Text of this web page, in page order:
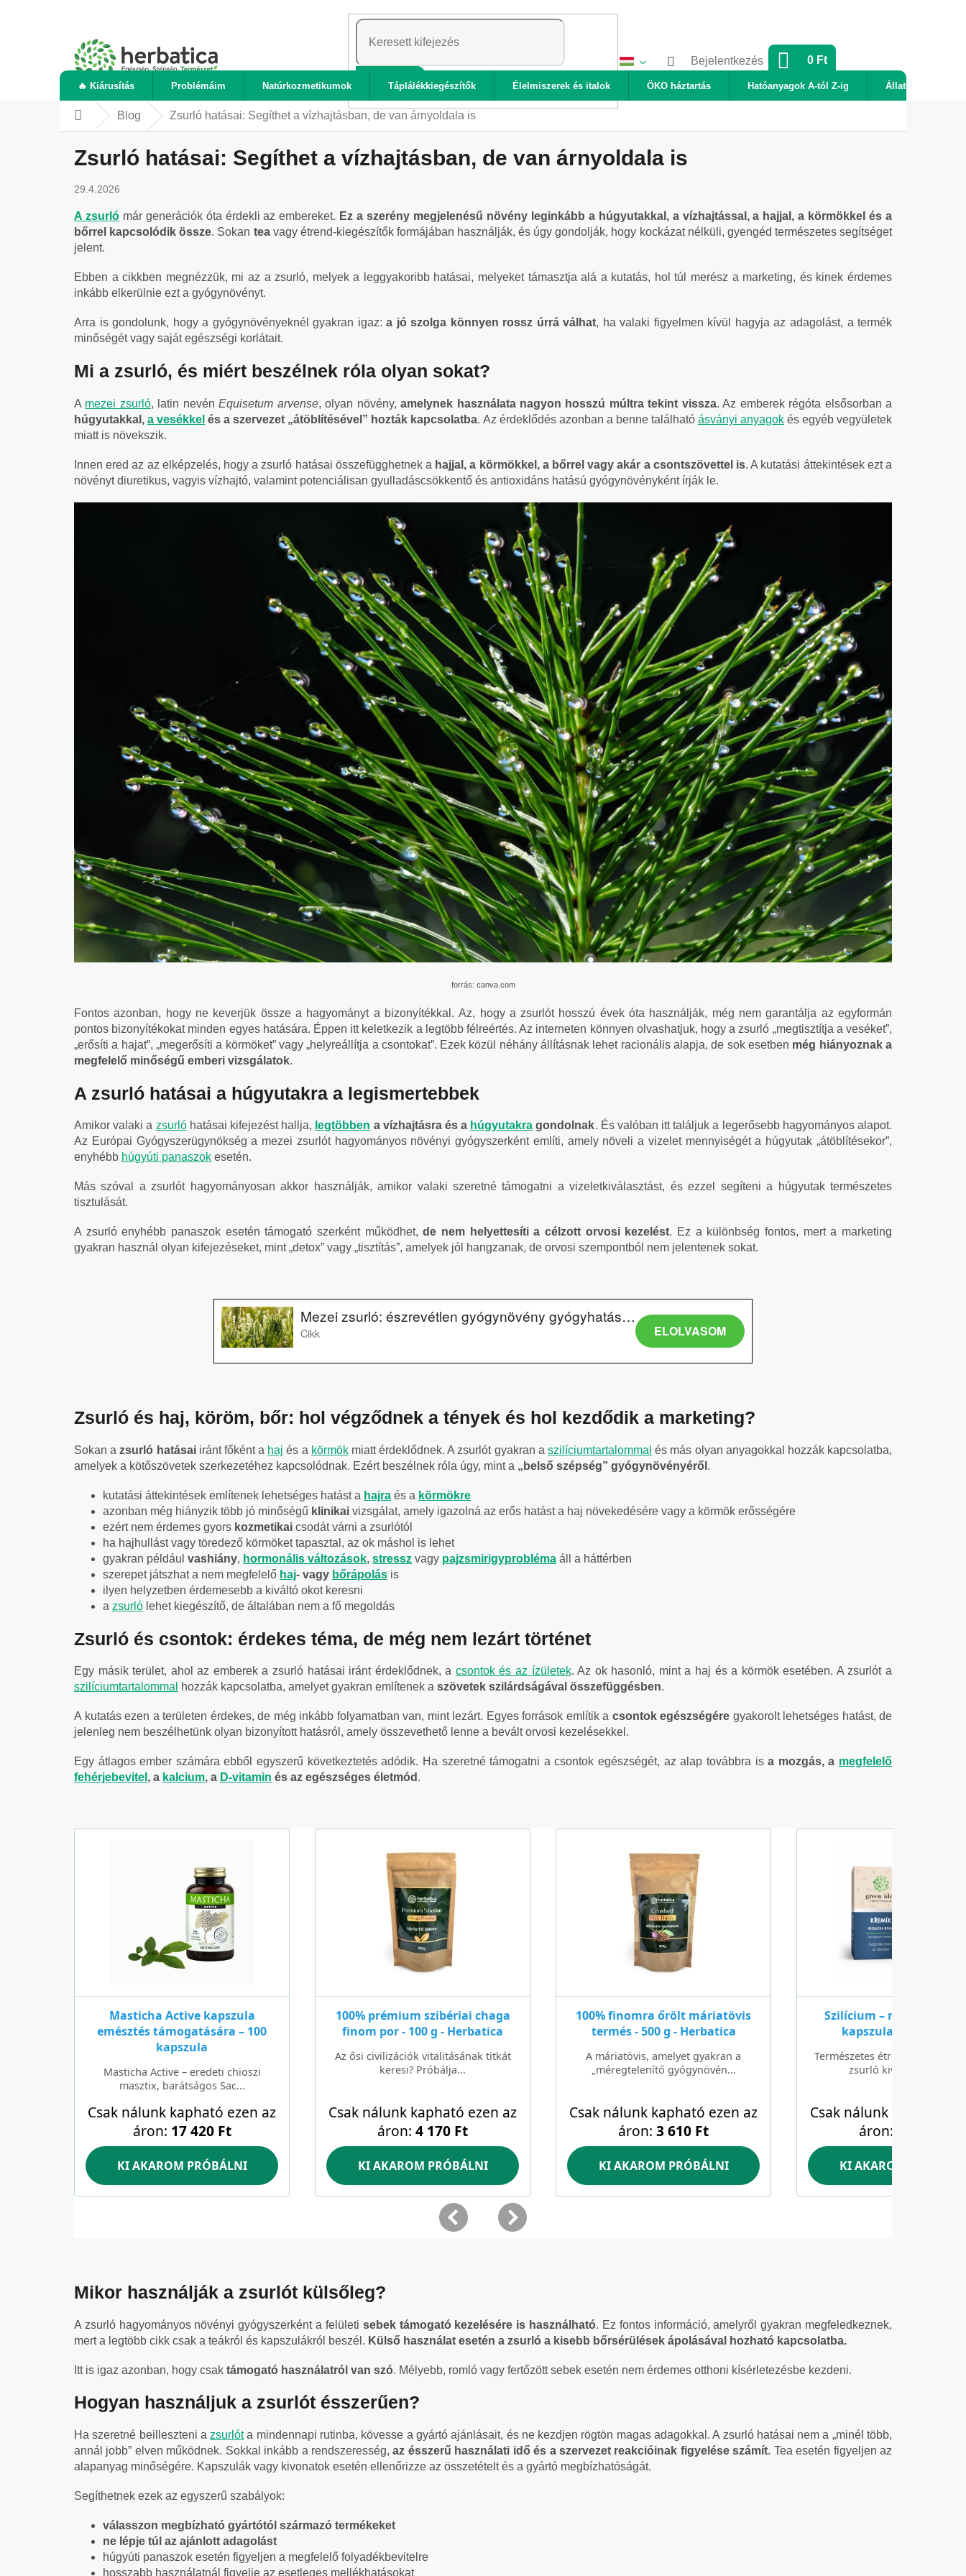
KERESÉS
Bejelentkezés KOSÁR
0 Ft
🔥 Kiárusítás Problémáim Natúrkozmetikumok Táplálékkiegészítők Élelmiszerek és italok ÖKO háztartás Hatóanyagok A-tól Z-ig Állatok
Kezdőlap
Blog Zsurló hatásai: Segíthet a vízhajtásban, de van árnyoldala is
Zsurló hatásai: Segíthet a vízhajtásban, de van árnyoldala is
29.4.2026
A zsurlómár generációk óta érdekli az embereket. Ez a szerény megjelenésű növény leginkább a húgyutakkal, a vízhajtással, a hajjal, a körmökkel és a
bőrrel kapcsolódik össze. Sokan teavagy étrend-kiegészítők formájában használják, és úgy gondolják, hogy kockázat nélküli, gyengéd természetes segítséget
jelent.
Ebben a cikkben megnézzük, mi az a zsurló, melyek a leggyakoribb hatásai, melyeket támasztja alá a kutatás, hol túl merész a marketing, és kinek érdemes
inkább elkerülnie ezt a gyógynövényt.
Arra is gondolunk, hogy a gyógynövényeknél gyakran igaz:a jó szolga könnyen rossz úrrá válhat, ha valaki figyelmen kívül hagyja az adagolást, a termék
minőségét vagy saját egészségi korlátait.
Mi a zsurló, és miért beszélnek róla olyan sokat?
A mezei zsurló, latin nevénEquisetum arvense, olyan növény,amelynek használata nagyon hosszú múltra tekint vissza. Az emberek régóta elsősorban a
húgyutakkal,a vesékkel és a szervezet „átöblítésével” hozták kapcsolatba. Az érdeklődés azonban a benne található ásványi anyagokés egyéb vegyületek
miatt is növekszik.
Innen ered az az elképzelés, hogy a zsurló hatásai összefügghetnek a hajjal, a körmökkel, a bőrrel vagy akár a csontszövettel is. A kutatási áttekintések ezt a
növényt diuretikus, vagyis vízhajtó, valamint potenciálisan gyulladáscsökkentő és antioxidáns hatású gyógynövényként írják le.
forrás: canva.com
Fontos azonban, hogy ne keverjük össze a hagyományt a bizonyítékkal.Az, hogy a zsurlót hosszú évek óta használják, még nem garantálja az egyformán
pontos bizonyítékokat minden egyes hatására. Éppen itt keletkezik a legtöbb félreértés. Az interneten könnyen olvashatjuk, hogy a zsurló „megtisztítja a veséket”,
„erősíti a hajat”, „megerősíti a körmöket” vagy „helyreállítja a csontokat”. Ezek közül néhány állításnak lehet racionális alapja, de sok esetben még hiányoznak a
megfelelő minőségű emberi vizsgálatok.
A zsurló hatásai a húgyutakra a legismertebbek
Amikor valaki a zsurlóhatásai kifejezést hallja, legtöbben a vízhajtásra és a húgyutakra gondolnak. És valóban itt találjuk a legerősebb hagyományos alapot.
Az Európai Gyógyszerügynökség a mezei zsurlót hagyományos növényi gyógyszerként említi, amely növeli a vizelet mennyiségét a húgyutak „átöblítésekor”,
enyhébb húgyúti panaszok esetén.
Más szóval a zsurlót hagyományosan akkor használják, amikor valaki szeretné támogatni a vizeletkiválasztást, és ezzel segíteni a húgyutak természetes
tisztulását.
A zsurló enyhébb panaszok esetén támogató szerként működhet,de nem helyettesíti a célzott orvosi kezelést. Ez a különbség fontos, mert a marketing
gyakran használ olyan kifejezéseket, mint „detox” vagy „tisztítás”, amelyek jól hangzanak, de orvosi szempontból nem jelentenek sokat.
Zsurló és haj, köröm, bőr: hol végződnek a tények és hol kezdődik a marketing?
Sokan azsurló hatásaiiránt főként a haj és a körmökmiatt érdeklődnek. A zsurlót gyakran a szilíciumtartalommal és más olyan anyagokkal hozzák kapcsolatba,
amelyek a kötőszövetek szerkezetéhez kapcsolódnak. Ezért beszélnek róla úgy, mint a „belső szépség” gyógynövényéről .
kutatási áttekintések említenek lehetséges hatást a hajra és a körmökre
azonban még hiányzik több jó minőségű klinikai vizsgálat, amely igazolná az erős hatást a haj növekedésére vagy a körmök erősségére
ezért nem érdemes gyors kozmetikai csodát várni a zsurlótól
ha hajhullást vagy töredező körmöket tapasztal, az ok máshol is lehet
gyakran például vashiány, hormonális változások, stressz vagy pajzsmirigyprobléma áll a háttérben
szerepet játszhat a nem megfelelő haj- vagy bőrápolás is
ilyen helyzetben érdemesebb a kiváltó okot keresni
a zsurló lehet kiegészítő, de általában nem a fő megoldás
Zsurló és csontok: érdekes téma, de még nem lezárt történet
Egy másik terület, ahol az emberek a zsurló hatásai iránt érdeklődnek, a csontok és az ízületek. Az ok hasonló, mint a haj és a körmök esetében. A zsurlót a
szilíciumtartalommal
hozzák kapcsolatba, amelyet gyakran említenek a szövetek szilárdságával összefüggésben.
A kutatás ezen a területen érdekes, de még inkább folyamatban van, mint lezárt. Egyes források említik a csontok egészségére gyakorolt lehetséges hatást, de
jelenleg nem beszélhetünk olyan bizonyított hatásról, amely összevethető lenne a bevált orvosi kezelésekkel.
Egy átlagos ember számára ebből egyszerű következtetés adódik. Ha szeretné támogatni a csontok egészségét, az alap továbbra isa mozgás, a megfelelő
fehérjebevitel , a kalcium, a D-vitamin és az egészséges életmód .
Mikor használják a zsurlót külsőleg?
A zsurló hagyományos növényi gyógyszerként a felületi sebek támogató kezelésére is használható. Ez fontos információ, amelyről gyakran megfeledkeznek,
mert a legtöbb cikk csak a teákról és kapszulákról beszél. Külső használat esetén a zsurló a kisebb bőrsérülések ápolásával hozható kapcsolatba.
Itt is igaz azonban, hogy csak támogató használatról van szó. Mélyebb, romló vagy fertőzött sebek esetén nem érdemes otthoni kísérletezésbe kezdeni.
Hogyan használjuk a zsurlót ésszerűen?
Ha szeretné beilleszteni azsurlóta mindennapi rutinba, kövesse a gyártó ajánlásait, és ne kezdjen rögtön magas adagokkal. A zsurló hatásai nem a „minél több,
annál jobb” elven működnek. Sokkal inkább a rendszeresség,az ésszerű használati idő és a szervezet reakcióinak figyelése számít. Tea esetén figyeljen az
alapanyag minőségére. Kapszulák vagy kivonatok esetén ellenőrizze az összetételt és a gyártó megbízhatóságát.
Segíthetnek ezek az egyszerű szabályok:
válasszon megbízható gyártótól származó termékeket
ne lépje túl az ajánlott adagolást
húgyúti panaszok esetén figyeljen a megfelelő folyadékbevitelre
hosszabb használatnál figyelje az esetleges mellékhatásokat